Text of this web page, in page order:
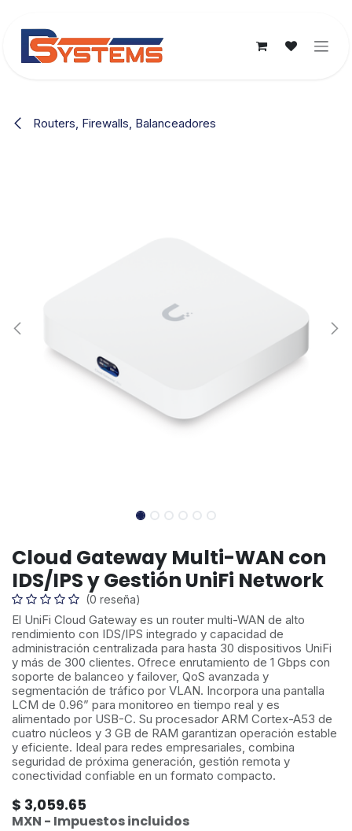
Routers, Firewalls, Balanceadores
Cloud Gateway Multi-WAN con
IDS/IPS y Gestión UniFi Network
(0 reseña)
El UniFi Cloud Gateway es un router multi-WAN de alto
rendimiento con IDS/IPS integrado y capacidad de
administración centralizada para hasta 30 dispositivos UniFi
y más de 300 clientes. Ofrece enrutamiento de 1 Gbps con
soporte de balanceo y failover, QoS avanzada y
segmentación de tráfico por VLAN. Incorpora una pantalla
LCM de 0.96” para monitoreo en tiempo real y es
alimentado por USB-C. Su procesador ARM Cortex-A53 de
cuatro núcleos y 3 GB de RAM garantizan operación estable
y eficiente. Ideal para redes empresariales, combina
seguridad de próxima generación, gestión remota y
conectividad confiable en un formato compacto.
$ 3,059.65
MXN - Impuestos incluidos